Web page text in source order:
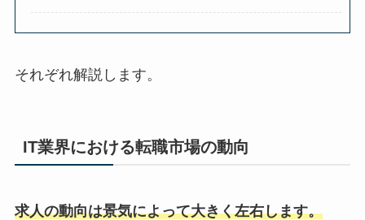
それぞれ解説します。
IT業界における転職市場の動向
求人の動向は景気によって大きく左右します。